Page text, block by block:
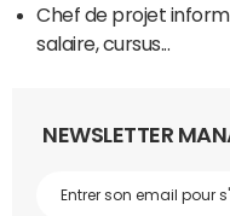
Chef de projet
salaire, cursus...
NEWSLETTER